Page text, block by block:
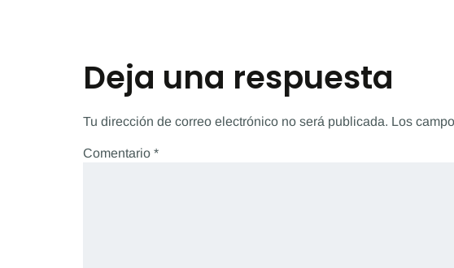
Deja una respuesta
Tu dirección de correo electrónico no será publicada. Los
Comentario *